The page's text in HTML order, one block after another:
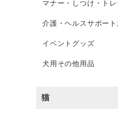
マナー・しつけ・ト
介護・ヘルスサポート
イベントグッズ
犬用その他用品
猫